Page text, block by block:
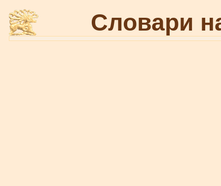
Словари